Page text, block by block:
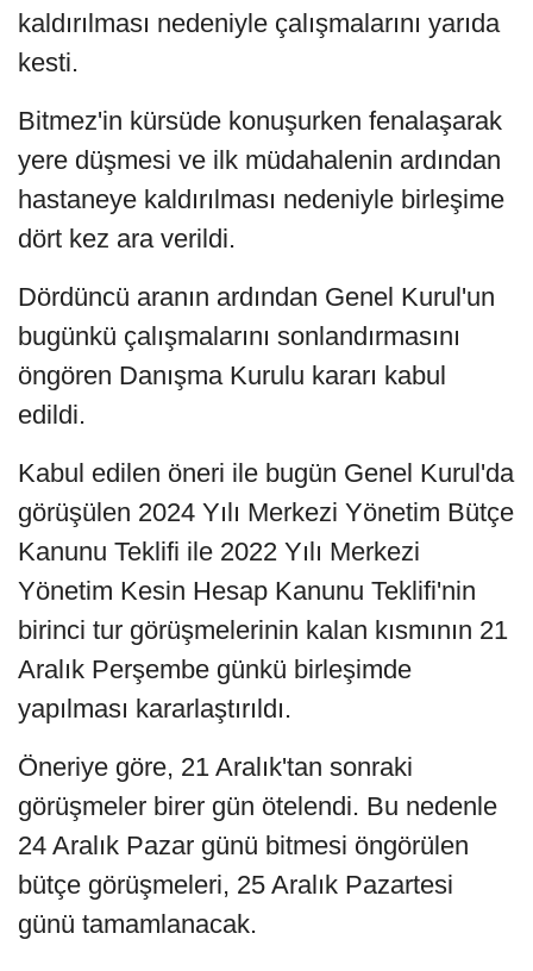
kaldırılması nedeniyle çalışmalarını yarıda
kesti.
Bitmez'in kürsüde konuşurken fenalaşarak
yere düşmesi ve ilk müdahalenin ardından
hastaneye kaldırılması nedeniyle birleşime
dört kez ara verildi.
Dördüncü aranın ardından Genel Kurul'un
bugünkü çalışmalarını sonlandırmasını
öngören Danışma Kurulu kararı kabul
edildi.
Kabul edilen öneri ile bugün Genel Kurul'da
görüşülen 2024 Yılı Merkezi Yönetim Bütçe
Kanunu Teklifi ile 2022 Yılı Merkezi
Yönetim Kesin Hesap Kanunu Teklifi'nin
birinci tur görüşmelerinin kalan kısmının 21
Aralık Perşembe günkü birleşimde
yapılması kararlaştırıldı.
Öneriye göre, 21 Aralık'tan sonraki
görüşmeler birer gün ötelendi. Bu nedenle
24 Aralık Pazar günü bitmesi öngörülen
bütçe görüşmeleri, 25 Aralık Pazartesi
günü tamamlanacak.